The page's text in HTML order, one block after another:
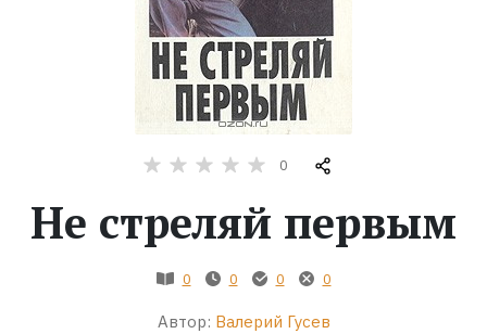
обсуждаемые
Серии
Экранизации
0
Не стреляй первым
0 0 0 0
Автор: Валерий Гусев